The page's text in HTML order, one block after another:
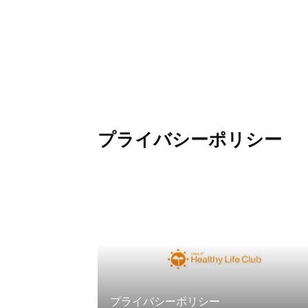
プライバシーポリシー
プライバシーポリシー